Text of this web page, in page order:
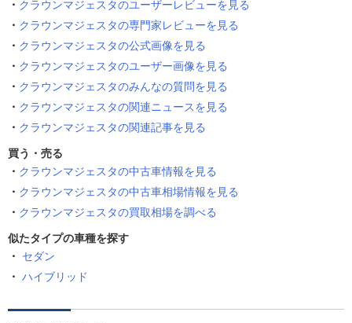
クラウンマジェスタのユーザーレビューを見る
クラウンマジェスタの専門家レビューを見る
クラウンマジェスタの公式画像を見る
クラウンマジェスタのユーザー画像を見る
クラウンマジェスタのみんなの質問を見る
クラウンマジェスタの関連ニュースを見る
クラウンマジェスタの関連記事を見る
買う・売る
クラウンマジェスタの中古車情報を見る
クラウンマジェスタの中古車相場情報を見る
クラウンマジェスタの買取相場を調べる
似たタイプの車種を探す
セダン
ハイブリッド